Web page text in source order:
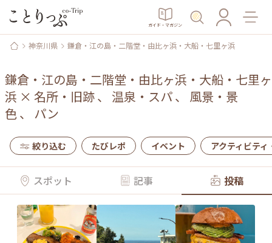
ガイド・マガジン
神奈川県 鎌倉・江の島・二階堂・由比ヶ浜・大船・七里ヶ浜
鎌倉・江の島・二階堂・由比ヶ浜・大船・七里ヶ
浜 × 名所・旧跡、 温泉・スパ、 風景・景
色、 パン
絞り込む たびレポ イベント アクティビティ
スポット 記事 投稿